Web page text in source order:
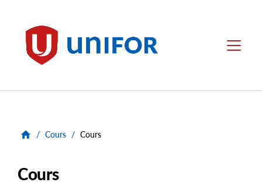
Unifor Menu
/ Cours / Cours
Cours